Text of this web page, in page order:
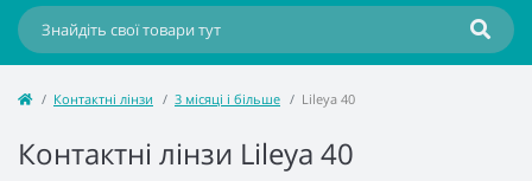
Контактні лінзи 3 місяці і більше Lileya 40
Контактні лінзи Lileya 40